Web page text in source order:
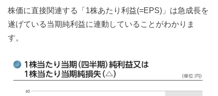
株価に直接関連する「1株あたり利益(=EPS)」は急成長を
遂げている当期純利益に連動していることがわかりま
す。